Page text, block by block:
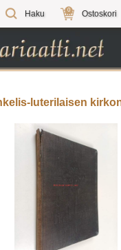
Haku 0 Ostoskori
luterilaisen